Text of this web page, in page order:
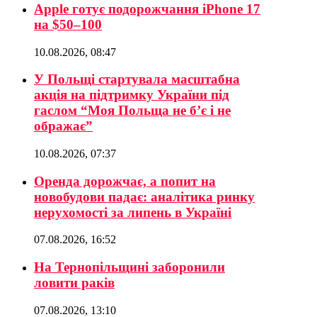
Apple готує подорожчання iPhone 17
на $50–100
10.08.2026, 08:47
У Польщі стартувала масштабна
акція на підтримку України під
гаслом “Моя Польща не б’є і не
ображає”
10.08.2026, 07:37
Оренда дорожчає, а попит на
новобудови падає: аналітика ринку
нерухомості за липень в Україні
07.08.2026, 16:52
На Тернопільщині заборонили
ловити раків
07.08.2026, 13:10